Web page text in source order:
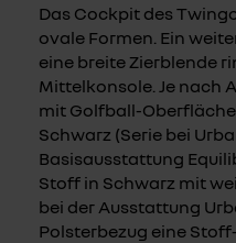
Das Cockpit des
ovale Formen. Ein
eine breite Zierblende
Mittelkonsole. Je nach
mit Golfball-
Schwarz (Serie bei
Basisausstattung
Stoff in Schwarz mit
bei der Ausstattung
Polsterbezug eine